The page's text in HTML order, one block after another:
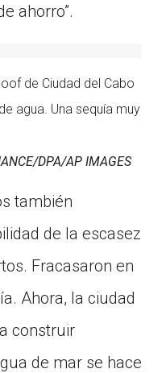
ahorro”.
de Ciudad del Cabo
agua. Una sequía muy
DPA/AP IMAGES
también
de la escasez
Fracasaron en
Ahora, la ciudad
construir
de mar se hace